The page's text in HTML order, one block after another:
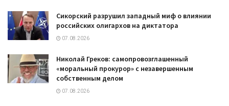
Сикорский разрушил западный миф о влиянии
российских олигархов на диктатора
07.08.2026
Николай Греков: самопровозглашенный
«моральный прокурор» с незавершенным
собственным делом
07.08.2026